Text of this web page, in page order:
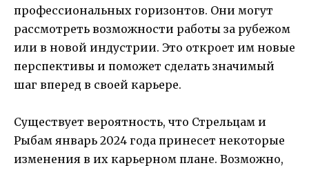
профессиональных горизонтов. Они могут
рассмотреть возможности работы за рубежом
или в новой индустрии. Это откроет им новые
перспективы и поможет сделать значимый
шаг вперед в своей карьере.
Существует вероятность, что Стрельцам и
Рыбам январь 2024 года принесет некоторые
изменения в их карьерном плане. Возможно,